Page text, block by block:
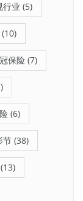
行业 (5)
(10)
保险 (7)
(6)
节 (38)
(13)